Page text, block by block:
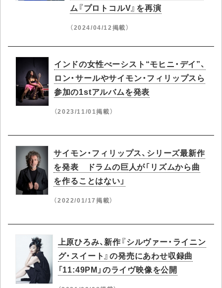
ム『プロトコルV』を再演
（2024/04/12掲載）
インドの女性べーシスト“モヒニ・デイ”、
ロン・サールやサイモン・フィリップスら
参加の1stアルバムを発表
（2023/11/01掲載）
サイモン・フィリップス、シリーズ最新作
を発表 ドラムの巨人が「リズムから曲
を作ることはない」
（2022/01/17掲載）
上原ひろみ、新作『シルヴァー・ライニン
グ・スイート』の発売にあわせ収録曲
「11:49PM」のライヴ映像を公開